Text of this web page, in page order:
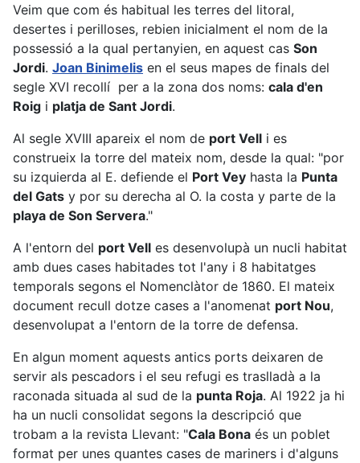
Veim que com és habitual les terres del litoral,
desertes i perilloses, rebien inicialment el nom de la
possessió a la qual pertanyien, en aquest cas Son
Jordi. Joan Binimelis en el seus mapes de finals del
segle XVI recollí per a la zona dos noms: cala d'en
Roig i platja de Sant Jordi.
Al segle XVIII apareix el nom de port Vell i es
construeix la torre del mateix nom, desde la qual: "por
su izquierda al E. defiende el Port Vey hasta la Punta
del Gats y por su derecha al O. la costa y parte de la
playa de Son Servera."
A l'entorn del port Vell es desenvolupà un nucli habitat
amb dues cases habitades tot l'any i 8 habitatges
temporals segons el Nomenclàtor de 1860. El mateix
document recull dotze cases a l'anomenat port Nou,
desenvolupat a l'entorn de la torre de defensa.
En algun moment aquests antics ports deixaren de
servir als pescadors i el seu refugi es traslladà a la
raconada situada al sud de la punta Roja. Al 1922 ja hi
ha un nucli consolidat segons la descripció que
trobam a la revista Llevant: "Cala Bona és un poblet
format per unes quantes cases de mariners i d'alguns